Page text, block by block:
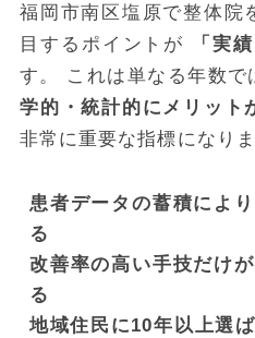
福岡市南区塩原で整体院
目するポイントが
「実
す。 これは単なる年数で
学的・統計的にメリット
非常に重要な指標になりま
患者データの蓄積によ
る
改善率の高い手技だけ
る
地域住民に10年以上選